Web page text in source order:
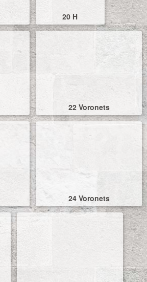
20 H
22 Voronets
24 Voronets